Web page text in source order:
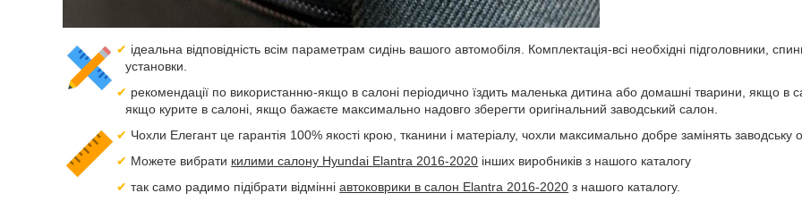
ідеальна відповідність всім параметрам сидінь вашого автомобіля. Комплектація-всі необхідні підголовники,
установки.
рекомендації по використанню-якщо в салоні періодично їздить маленька дитина або домашні тварини, якщо в
якщо курите в салоні, якщо бажаєте максимально надовго зберегти оригінальний заводський салон.
Чохли Елегант це гарантія 100% якості крою, тканини і матеріалу, чохли максимально добре замінять заводську
Можете вибрати килими салону Hyundai Elantra 2016-2020 інших виробників з нашого каталогу
так само радимо підібрати відмінніавтоковрики в салон Elantra 2016-2020 з нашого каталогу.